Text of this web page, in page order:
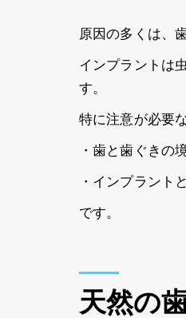
原因の多くは、
インプラントは
す。
特に注意が必要
・歯と歯ぐきの
・インプラント
です。
天然の